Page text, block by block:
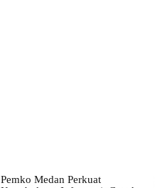
Pemko Medan Perkuat